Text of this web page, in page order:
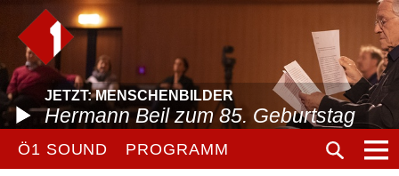
JETZT: MENSCHENBILDER
Hermann Beil zum 85. Geburtstag
Ö1 SOUND PROGRAMM